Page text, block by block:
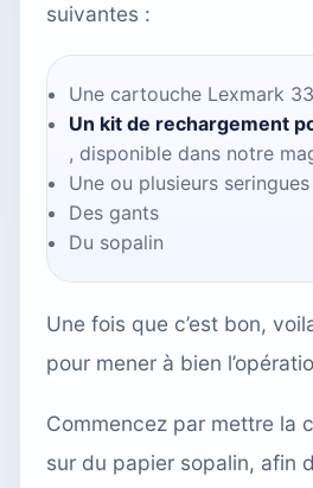
suivantes :
Une cartouche Lexmark
Un kit de rechargement
, disponible dans notre
Une ou plusieurs seringues
Des gants
Du sopalin
Une fois que c’est bon,
pour mener à bien
Commencez par mettre la
sur du papier sopalin, afin